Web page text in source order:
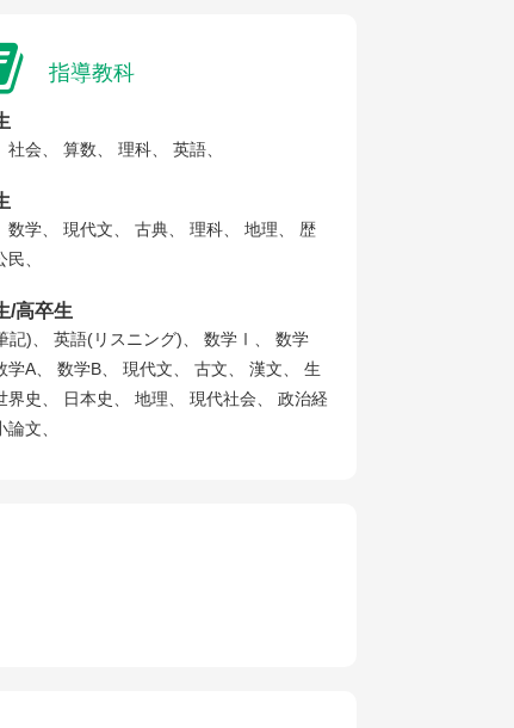
指導教科
社会、 算数、 理科、 英語、
数学、 現代文、 古典、 理科、 地理、 歴
、
/高卒生
記)、 英語(リスニング)、 数学Ⅰ、 数学
学A、 数学B、 現代文、 古文、 漢文、 生
界史、 日本史、 地理、 現代社会、 政治経
文、